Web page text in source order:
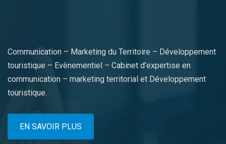
Communication – Marketing du Territoire – Développement
touristique – Evènementiel – Cabinet d’expertise en
communication – marketing territorial et Développement
touristique.
EN SAVOIR PLUS